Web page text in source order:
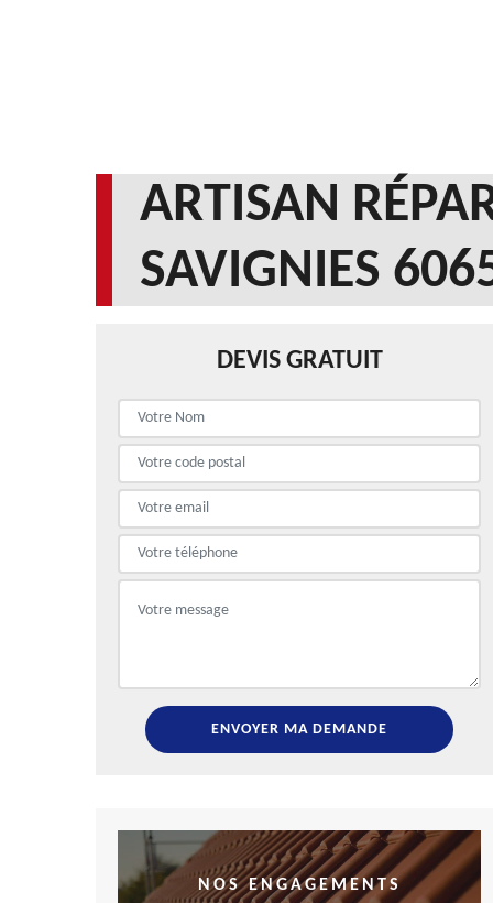
ARTISAN
SAVIGNIES
DEVIS GRATUIT
NOS ENGAGEMENTS